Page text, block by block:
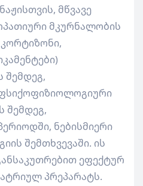
მწვავე
მკურნალობის
კორტიზონი,
შემდეგ,
შემდეგ,
ნებისმიერი
შემთხვევაში. ის
ეფექტურ
პრეპარატს.